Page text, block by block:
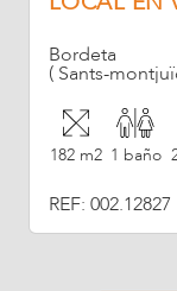
Bordeta
( Sants-
182 m2 1 baño
REF: 002.12827